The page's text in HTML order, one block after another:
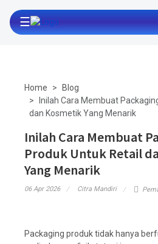
☰
Home
Blog
Inilah Cara Membuat
dan Kosmetik Yang Menarik
Inilah Cara Membuat
Produk Untuk Retail
Yang Menarik
06 Apr 2026 Citra Mandiri
Packaging produk tidak hanya